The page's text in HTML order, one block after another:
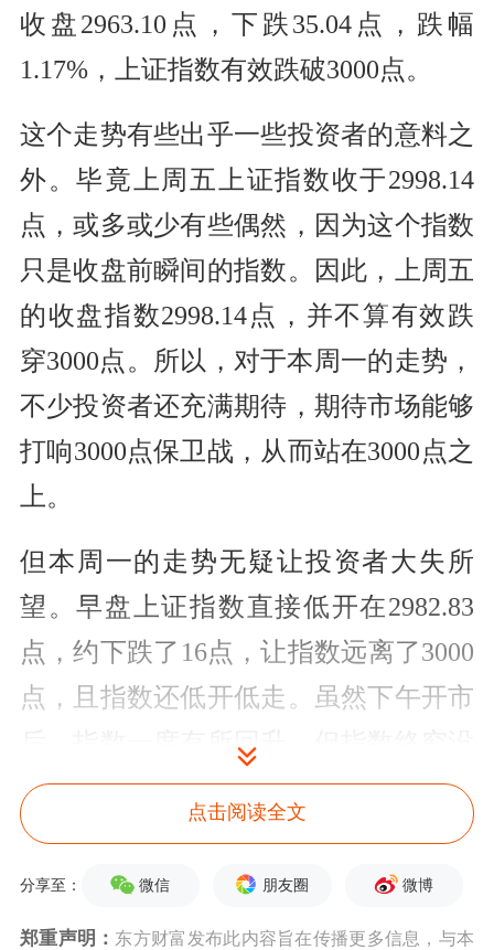
收盘2963.10点，下跌35.04点，跌幅
1.17%，上证指数有效跌破3000点。
这个走势有些出乎一些投资者的意料之
外。毕竟上周五上证指数收于2998.14
点，或多或少有些偶然，因为这个指数
只是收盘前瞬间的指数。因此，上周五
的收盘指数2998.14点，并不算有效跌
穿3000点。所以，对于本周一的走势，
不少投资者还充满期待，期待市场能够
打响3000点保卫战，从而站在3000点之
上。
但本周一的走势无疑让投资者大失所
望。早盘上证指数直接低开在2982.83
点，约下跌了16点，让指数远离了3000
点，且指数还低开低走。虽然下午开市
后，指数一度有所回升，但指数终究没
有翻红，随后指数又持续走低，指数最
终收盘2963.10点，距离全天的最低点
只有3个点。本周一全天的走势表明，
上证指数再次有效跌破3000点。
点击阅读全文
分享至： 微信 朋友圈 微博
郑重声明： 东方财富发布此内容旨在传播更多信息，与本